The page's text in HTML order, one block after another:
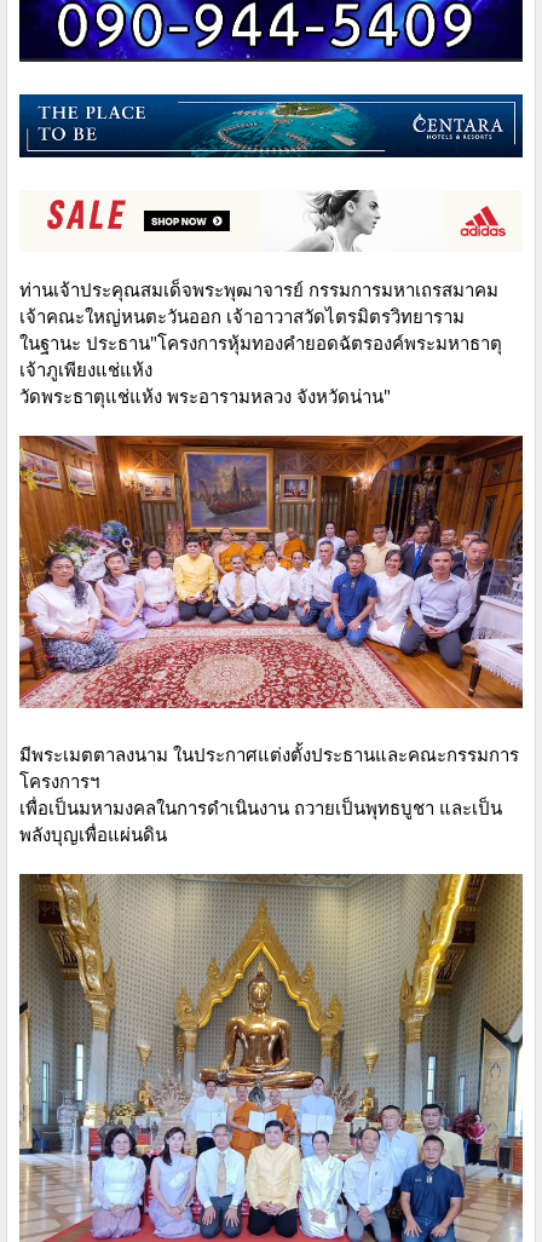
ท่านเจ้าประคุณสมเด็จพระพุฒาจารย์ กรรมการมหาเถรสมาคม
เจ้าคณะใหญ่หนตะวันออก เจ้าอาวาสวัดไตรมิตรวิทยาราม
ในฐานะ ประธาน"โครงการหุ้มทองคำยอดฉัตรองค์พระมหาธาตุ
เจ้าภูเพียงแช่แห้ง
วัดพระธาตุแช่แห้ง พระอารามหลวง จังหวัดน่าน"
มีพระเมตตาลงนาม ในประกาศแต่งตั้งประธานและคณะกรรมการ
โครงการฯ
เพื่อเป็นมหามงคลในการดำเนินงาน ถวายเป็นพุทธบูชา และเป็น
พลังบุญเพื่อแผ่นดิน